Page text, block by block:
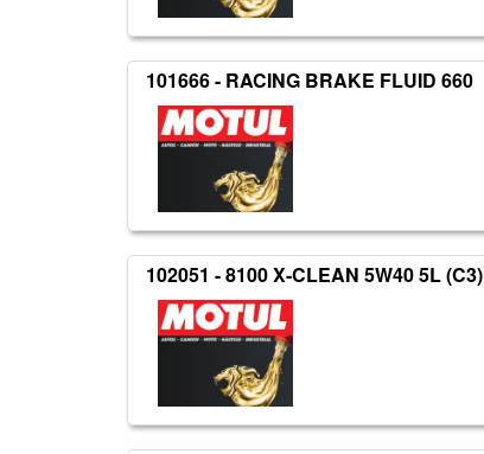
101666 - RACING BRAKE FLUID 660
102051 - 8100 X-CLEAN 5W40 5L (C3)